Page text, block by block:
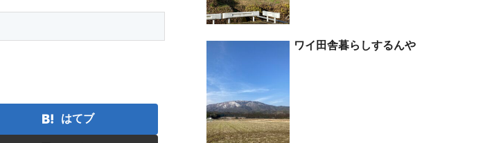
はてブ
ワイ田舎暮らしするんや